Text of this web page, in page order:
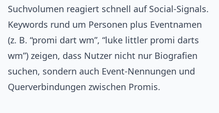
Suchvolumen reagiert schnell auf Social‑Signals.
Keywords rund um Personen plus Eventnamen
(z. B. “promi dart wm”, “luke littler promi darts
wm”) zeigen, dass Nutzer nicht nur Biografien
suchen, sondern auch Event‑Nennungen und
Querverbindungen zwischen Promis.